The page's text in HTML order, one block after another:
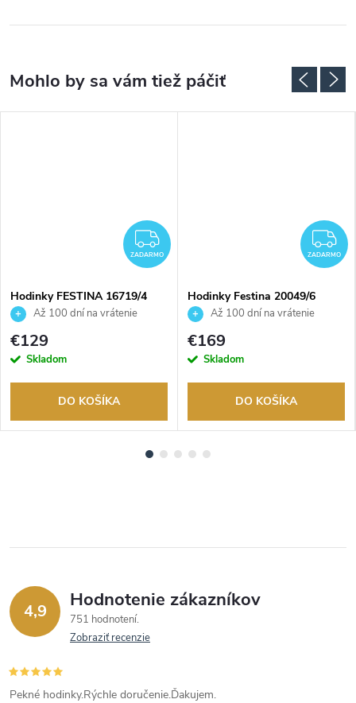
ZADARMO
ZADARMO
Hodinky FESTINA 16719/4
Až 100 dní na vrátenie
tovaru. Autorizovaný predajca.
€129
Skladom
DO KOŠÍKA
ZADARMO
Hodinky Festina 20049/6
Až 100 dní na vrátenie
tovaru. Autorizovaný predajca.
€169
Skladom
DO KOŠÍKA
4,9 Hodnotenie zákazníkov
751 hodnotení
Zobraziť recenzie
Pekné hodinky.Rýchle doručenie.Ďakujem.